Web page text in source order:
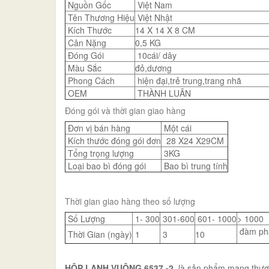
Nguồn Gốc
Việt Nam
Tên Thương Hiệu Việt Nhật
Kích Thước
14 X 14 X 8 CM
Cân Nặng
0,5 KG
Đóng Gói
10cái/ dây
Màu Sắc
đỏ,dương
Phong Cách
hiện đại,trẻ trung,trang nhã
OEM
THÀNH LUÂN
Đóng gói và thời gian giao hàng
Đơn vị bán hàng
Một cái
Kích thước đóng gói đơn 28 X24 X29CM
Tổng trọng lượng
3KG
Loại bao bì đóng gói
Bao bì trung tính
Thời gian giao hàng theo số lượng
Số Lượng
1- 300 301-600 601- 1000> 1000
Thời Gian (ngày) 1 3 10 đàm